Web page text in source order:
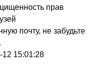
прав
почту, не забудьте
12 15:01:28